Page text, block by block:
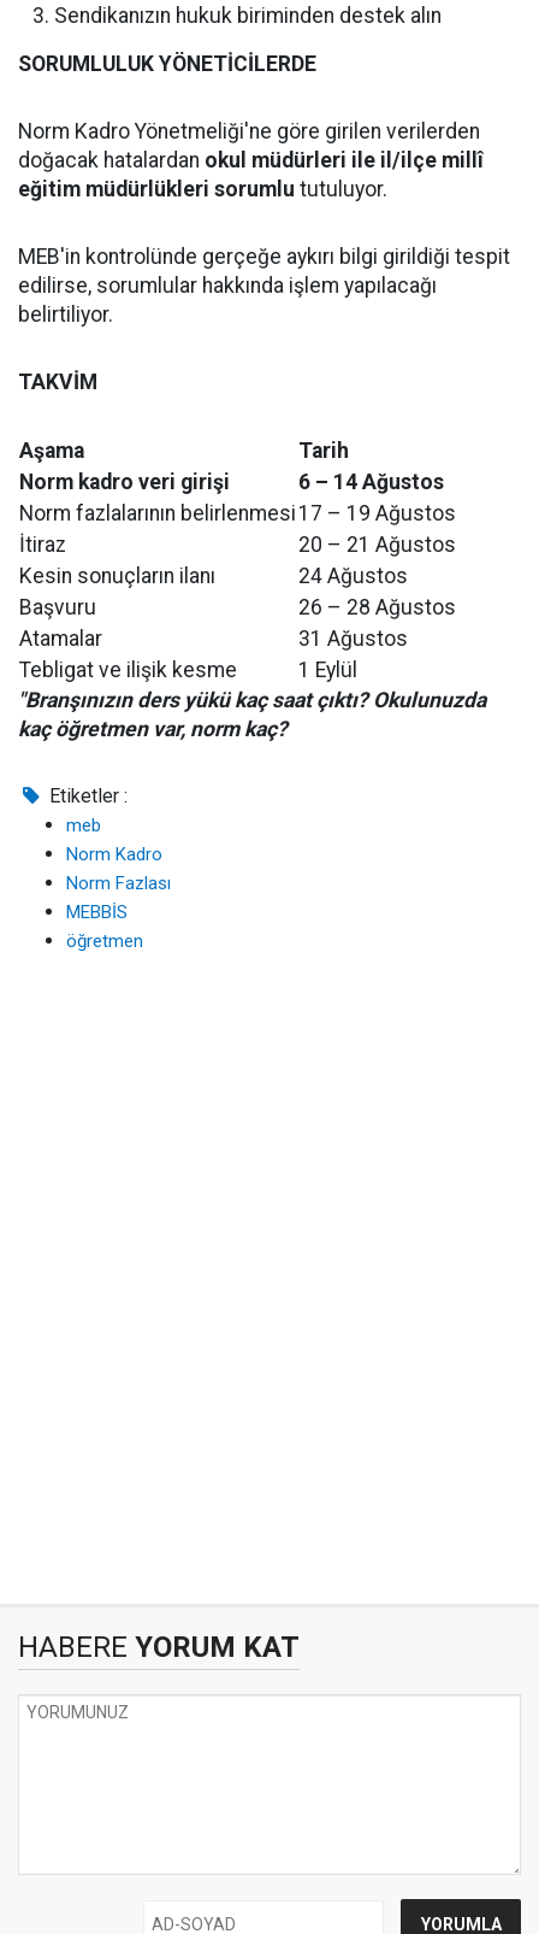
Sendikanızın hukuk biriminden destek alın
SORUMLULUK YÖNETİCİLERDE
Norm Kadro Yönetmeliği'ne göre girilen verilerden
doğacak hatalardan okul müdürleri ile il/ilçe millî
eğitim müdürlükleri sorumlu tutuluyor.
MEB'in kontrolünde gerçeğe aykırı bilgi girildiği tespit
edilirse, sorumlular hakkında işlem yapılacağı
belirtiliyor.
TAKVİM
Aşama
Tarih
Norm kadro veri girişi
6 – 14 Ağustos
Norm fazlalarının belirlenmesi 17 – 19 Ağustos
İtiraz
20 – 21 Ağustos
Kesin sonuçların ilanı
24 Ağustos
Başvuru
26 – 28 Ağustos
Atamalar
31 Ağustos
Tebligat ve ilişik kesme
1 Eylül
"Branşınızın ders yükü kaç saat çıktı? Okulunuzda
kaç öğretmen var, norm kaç?
Etiketler :
meb
Norm Kadro
Norm Fazlası
MEBBİS
öğretmen
HABERE YORUM KAT